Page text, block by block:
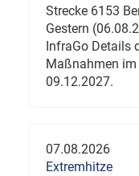
Strecke 6153
Gestern
InfraGo Details
Maßnahmen
09.12.2027.
07.08.2026
Extremhitze